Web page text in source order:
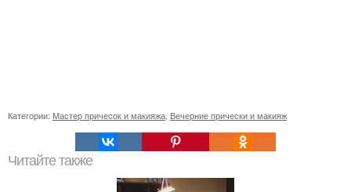
Категории: Мастер причесок и макияжа, Вечерние прически и макияж
Читайте также